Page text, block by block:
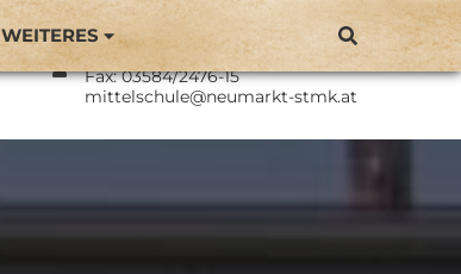
Direktor: BEd Philipp Langmaier
Tel.: 03584/2476
Fax: 03584/2476-15
mittelschule@neumarkt-stmk.at
WEITERES